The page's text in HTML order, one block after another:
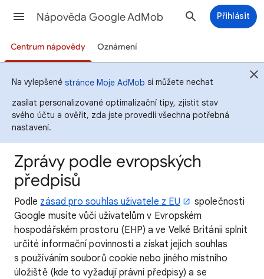
Nápověda Google AdMob Přihlásit
Centrum nápovědy Oznámení
Na vylepšené stránce Moje AdMob si můžete nechat
zasílat personalizované optimalizační tipy, zjistit stav
svého účtu a ověřit, zda jste provedli všechna potřebná
nastavení.
Zprávy podle evropských
předpisů
Podle zásad pro souhlas uživatele z EU
společnosti
Google musíte vůči uživatelům v Evropském
hospodářském prostoru (EHP) a ve Velké Británii splnit
určité informační povinnosti a získat jejich souhlas
s používáním souborů cookie nebo jiného místního
úložiště (kde to vyžadují právní předpisy) a se